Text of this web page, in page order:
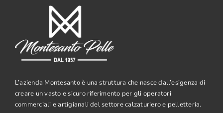
L’azienda Montesanto è una struttura che nasce dall’esigenza di
creare un vasto e sicuro riferimento per gli operatori
commerciali e artigianali del settore calzaturiero e pelletteria.